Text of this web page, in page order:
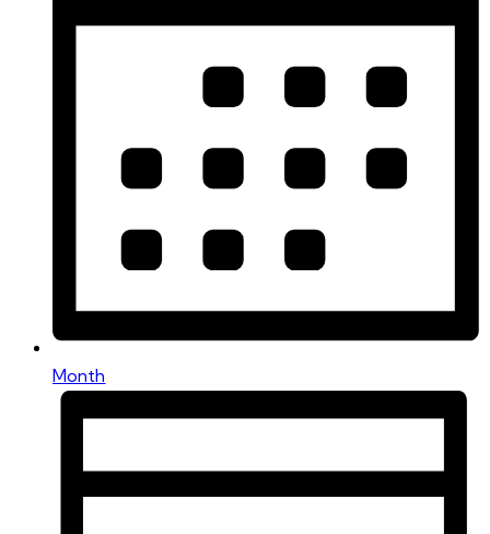
Month